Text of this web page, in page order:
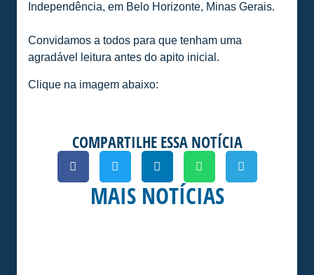
Independência, em Belo Horizonte, Minas Gerais.
Convidamos a todos para que tenham uma
agradável leitura antes do apito inicial.
Clique na imagem abaixo:
COMPARTILHE ESSA NOTÍCIA
MAIS NOTÍCIAS